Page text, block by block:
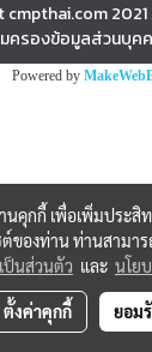
2021
ครองข้อมูลส่วนบุค
Powered by
านคุกกี้ เพื่อเพิ่มประ
ต์ของท่าน ท่านสามา
ป็นส่วนตัว และ นโย
ตั้งค่าคุกกี้ ยอม